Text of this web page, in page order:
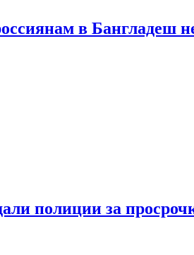
в Бангладеш
полиции за